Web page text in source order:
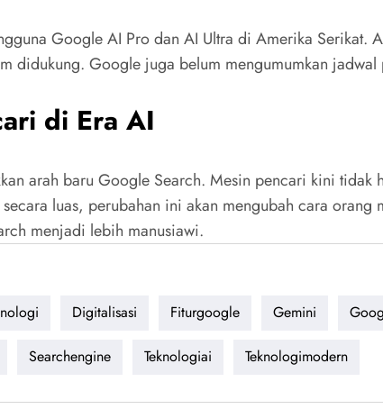
Google AI Pro dan AI Ultra di Amerika Serikat.
didukung. Google juga belum mengumumkan
di Era AI
arah baru Google Search. Mesin pencari kini
luas, perubahan ini akan mengubah cara
menjadi lebih manusiawi.
Digitalisasi Fiturgoogle Gemini
Searchengine Teknologiai Teknologimodern